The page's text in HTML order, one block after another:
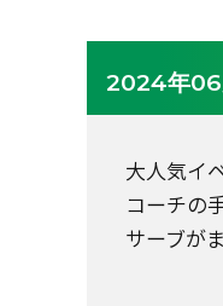
2024年06
大人気イ
コーチの
サーブが